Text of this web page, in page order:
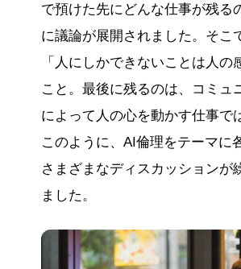
で預けた先にどんな仕事が残る
に議論が展開されました。そこ
「人にしかできないことは人の
こと。最後に残るのは、コミュ
によって人の心を動かす仕事で
このように、AI倫理をテーマに
さまざまなディスカッションが
ました。